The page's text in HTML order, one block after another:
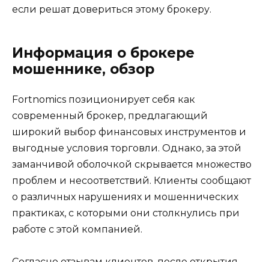
если решат довериться этому брокеру.
Информация о брокере
мошеннике, обзор
Fortnomics позиционирует себя как
современный брокер, предлагающий
широкий выбор финансовых инструментов и
выгодные условия торговли. Однако, за этой
заманчивой оболочкой скрывается множество
проблем и несоответствий. Клиенты сообщают
о различных нарушениях и мошеннических
практиках, с которыми они столкнулись при
работе с этой компанией.